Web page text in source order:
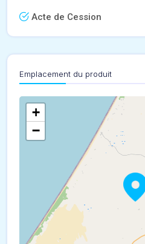
Acte de Cession
Emplacement du produit
+
−